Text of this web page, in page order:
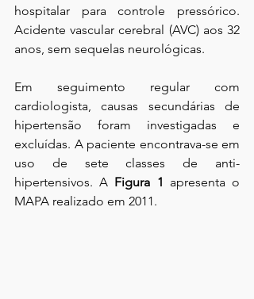
hospitalar para controle pressórico.
Acidente vascular cerebral (AVC) aos 32
anos, sem sequelas neurológicas.
Em seguimento regular com
cardiologista, causas secundárias de
hipertensão foram investigadas e
excluídas. A paciente encontrava-se em
uso de sete classes de anti-
hipertensivos. A Figura 1 apresenta o
MAPA realizado em 2011.